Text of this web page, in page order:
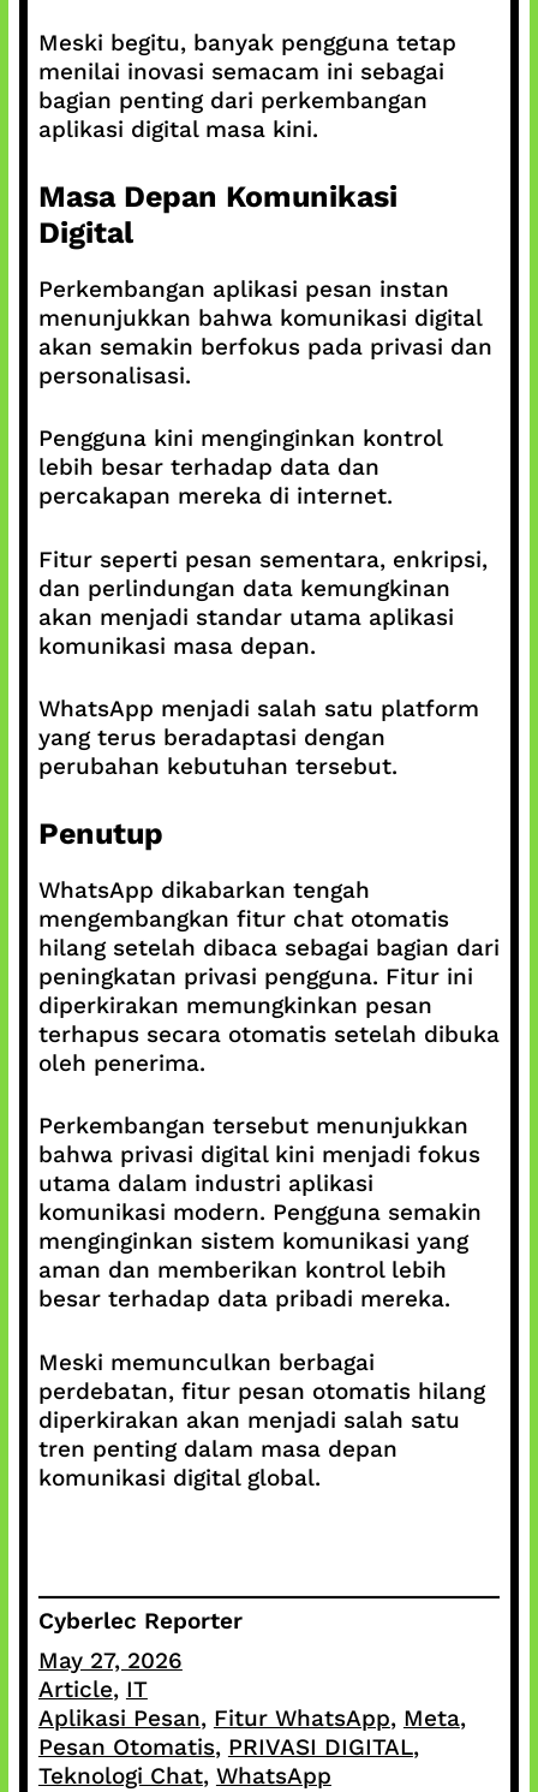
Meski begitu, banyak pengguna tetap
menilai inovasi semacam ini sebagai
bagian penting dari perkembangan
aplikasi digital masa kini.
Masa Depan Komunikasi
Digital
Perkembangan aplikasi pesan instan
menunjukkan bahwa komunikasi digital
akan semakin berfokus pada privasi dan
personalisasi.
Pengguna kini menginginkan kontrol
lebih besar terhadap data dan
percakapan mereka di internet.
Fitur seperti pesan sementara, enkripsi,
dan perlindungan data kemungkinan
akan menjadi standar utama aplikasi
komunikasi masa depan.
WhatsApp menjadi salah satu platform
yang terus beradaptasi dengan
perubahan kebutuhan tersebut.
Penutup
WhatsApp dikabarkan tengah
mengembangkan fitur chat otomatis
hilang setelah dibaca sebagai bagian dari
peningkatan privasi pengguna. Fitur ini
diperkirakan memungkinkan pesan
terhapus secara otomatis setelah dibuka
oleh penerima.
Perkembangan tersebut menunjukkan
bahwa privasi digital kini menjadi fokus
utama dalam industri aplikasi
komunikasi modern. Pengguna semakin
menginginkan sistem komunikasi yang
aman dan memberikan kontrol lebih
besar terhadap data pribadi mereka.
Meski memunculkan berbagai
perdebatan, fitur pesan otomatis hilang
diperkirakan akan menjadi salah satu
tren penting dalam masa depan
komunikasi digital global.
Cyberlec Reporter
May 27, 2026
Article, IT
Aplikasi Pesan, Fitur WhatsApp, Meta ,
Pesan Otomatis, PRIVASI DIGITAL ,
Teknologi Chat, WhatsApp